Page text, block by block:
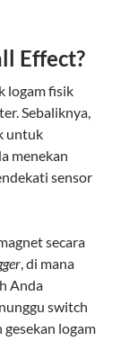
Effect?
logam fisik
Sebaliknya,
untuk
menekan
sensor
secara
, di mana
Anda
switch
logam